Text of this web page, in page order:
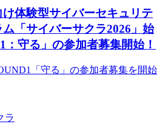
体験型サイバーセキュリテ
ム「サイバーサクラ2026」始
：守る」の参加者募集開始！
「守る」の参加者募集を開始
ラ